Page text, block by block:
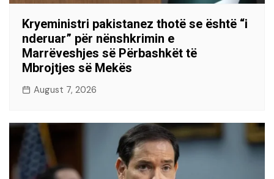
Kryeministri pakistanez thotë se është “i
nderuar” për nënshkrimin e
Marrëveshjes së Përbashkët të
Mbrojtjes së Mekës
August 7, 2026